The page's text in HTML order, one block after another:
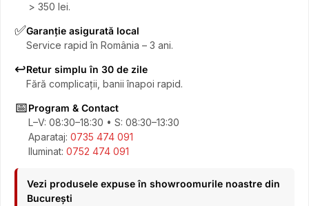
> 350 lei.
✅Garanție asigurată local
Service rapid în România – 3 ani.
↩️Retur simplu în 30 de zile
Fără complicații, banii înapoi rapid.
📅Program & Contact
L–V: 08:30–18:30 • S: 08:30–13:30
Aparataj: 0735 474 091
Iluminat: 0752 474 091
Vezi produsele expuse în showroomurile noastre din
București